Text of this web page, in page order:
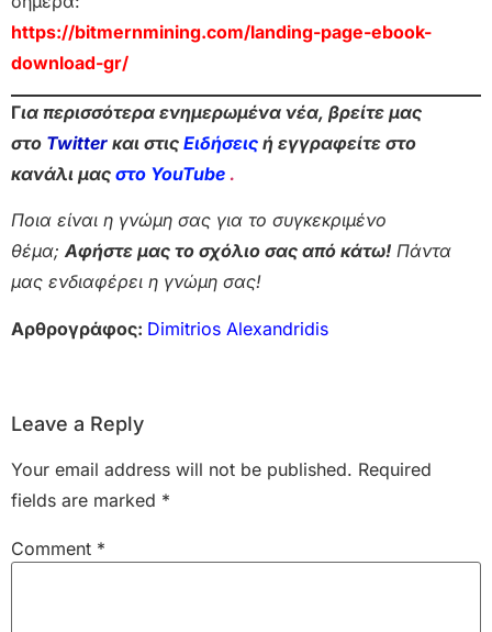
https://bitmernmining.com/landing-page-ebook-
download-gr/
Για περισσότερα ενημερωμένα νέα, βρείτε μας
στο Twitter και στις Ειδήσεις ή εγγραφείτε στο
κανάλι μας στο YouTube .
Ποια είναι η γνώμη σας για το συγκεκριμένο
θέμα;Αφήστε μας το σχόλιο σας από κάτω! Πάντα
μας ενδιαφέρει η γνώμη σας!
Αρθρογράφος: Dimitrios Alexandridis
Leave a Reply
Your email address will not be published. Required
fields are marked *
Comment *